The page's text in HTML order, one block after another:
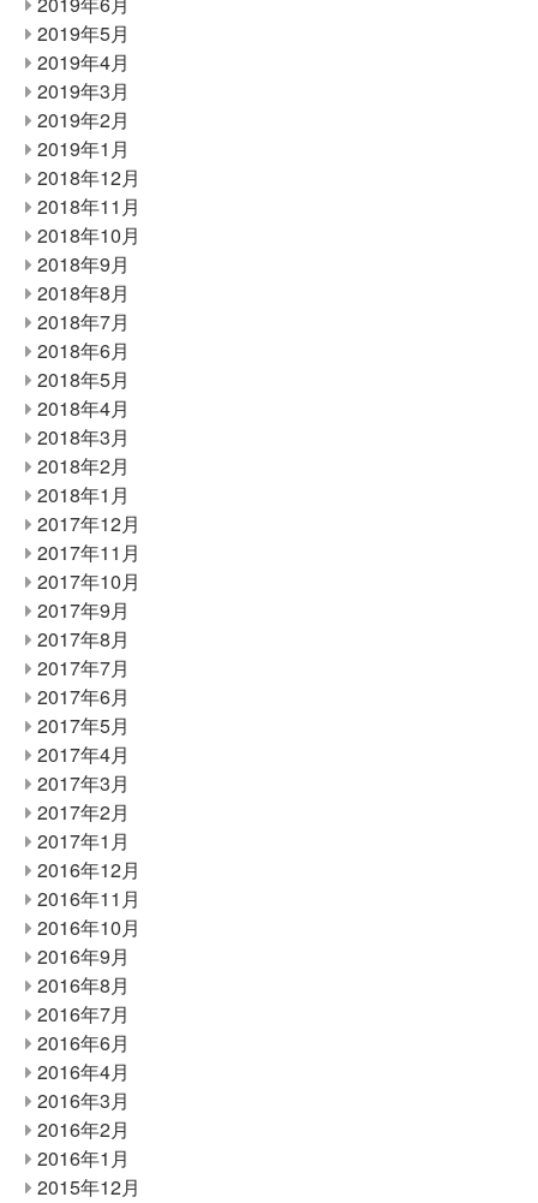
2019年5月
2019年4月
2019年3月
2019年2月
2019年1月
2018年12月
2018年11月
2018年10月
2018年9月
2018年8月
2018年7月
2018年6月
2018年5月
2018年4月
2018年3月
2018年2月
2018年1月
2017年12月
2017年11月
2017年10月
2017年9月
2017年8月
2017年7月
2017年6月
2017年5月
2017年4月
2017年3月
2017年2月
2017年1月
2016年12月
2016年11月
2016年10月
2016年9月
2016年8月
2016年7月
2016年6月
2016年4月
2016年3月
2016年2月
2016年1月
2015年12月